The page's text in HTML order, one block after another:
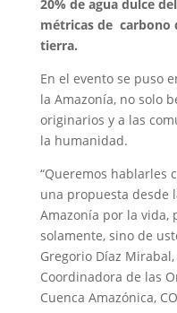
20% de agua dulce
métricas de carbono
tierra.
En el evento se puso
la Amazonía, no solo
originarios y a las
la humanidad.
“Queremos hablarles
una propuesta desde
Amazonía por la vida,
solamente, sino de
Gregorio Díaz
Coordinadora de las
Cuenca Amazónica,